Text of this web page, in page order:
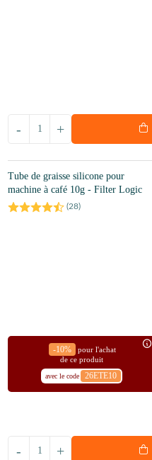
+
-
Tube de graisse silicone pour
machine à café 10g - Filter Logic
(28)
-10%
pour l'achat
de ce produit
avec le code 26ETE10
+
-